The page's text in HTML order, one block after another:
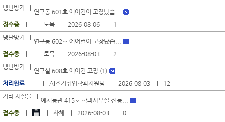
냉난방기
연구동 601호 에어컨이 고장났습...
접수중
토목 2026-08-06
1
냉난방기
연구동 602호 에어컨이 고장났습...
접수중
토목 2026-08-03
2
냉난방기
연구실 608호 에어컨 고장 (1)
처리완료
AI조기취업학과지원팀 2026-08-03
12
기타 시설물
예체능관 415호 학과사무실 전등...
접수중
사체 2026-08-03
0